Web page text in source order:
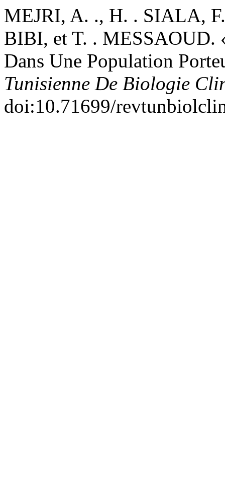
MEJRI, A. ., H. . SIALA,
BIBI, et T. . MESSAOUD.
Dans Une Population
Tunisienne De Biologie
doi:10.71699/